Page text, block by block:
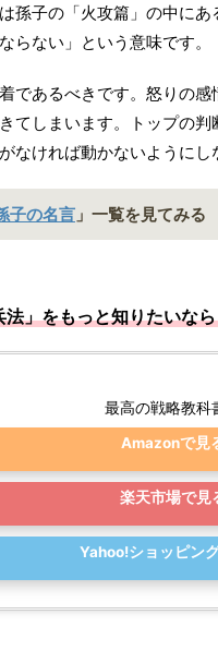
は孫子の「火攻篇」の中に
らない」という意味です。
であるべきです。怒りの
てしまいます。トップの
なければ動かないようにし
子の名言 」一覧を見てみる
法」をもっと知りたいな
最高の戦略教科
Amazonで見
楽天市場で見
Yahoo!ショッピン